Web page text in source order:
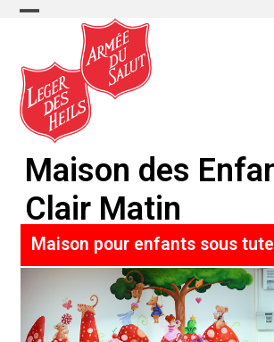
Skip
Maison des
Clair Matin
Maison pour enfants sous